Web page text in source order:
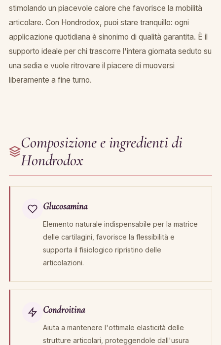
stimolando un piacevole calore che favorisce la mobilità
articolare. Con Hondrodox, puoi stare tranquillo: ogni
applicazione quotidiana è sinonimo di qualità garantita. È il
supporto ideale per chi trascorre l'intera giornata seduto su
una sedia e vuole ritrovare il piacere di muoversi
liberamente a fine turno.
Composizione e ingredienti di
Hondrodox
Glucosamina
Elemento naturale indispensabile per la matrice
delle cartilagini, favorisce la flessibilità e
supporta il fisiologico ripristino delle
articolazioni.
Condroitina
Aiuta a mantenere l'ottimale elasticità delle
strutture articolari, proteggendole dall'usura